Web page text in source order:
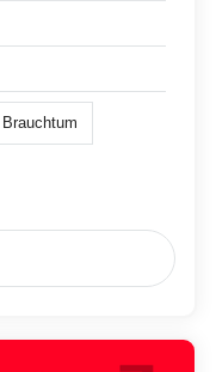
Brauchtum